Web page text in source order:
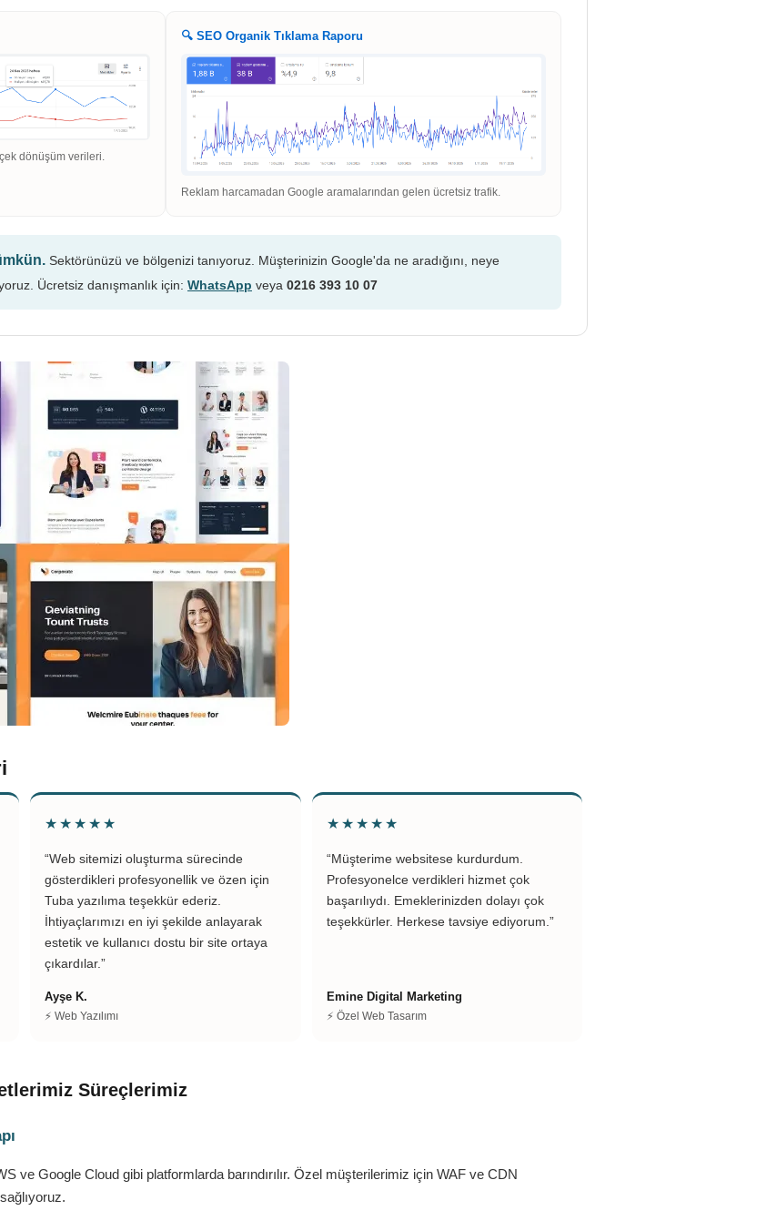
dönüşüm verileri.
🔍 SEO Organik Tıklama Raporu
Reklam harcamadan Google aramalarından gelen ücretsiz trafik.
Sektörünüzü ve bölgenizi tanıyoruz. Müşterinizin Google'da ne aradığını, neye
Ücretsiz danışmanlık için: WhatsApp veya 0216 393 10 07
★★★★★
“Web sitemizi oluşturma sürecinde
gösterdikleri profesyonellik ve özen için
Tuba yazılıma teşekkür ederiz.
İhtiyaçlarımızı en iyi şekilde anlayarak
estetik ve kullanıcı dostu bir site ortaya
çıkardılar.”
Ayşe K.
⚡ Web Yazılımı
★★★★★
“Müşterime websitese kurdurdum.
Profesyonelce verdikleri hizmet çok
başarılıydı. Emeklerinizden dolayı çok
teşekkürler. Herkese tavsiye ediyorum.”
Emine Digital Marketing
⚡ Özel Web Tasarım
Süreçlerimiz
ve Google Cloud gibi platformlarda barındırılır. Özel müşterilerimiz için WAF ve CDN